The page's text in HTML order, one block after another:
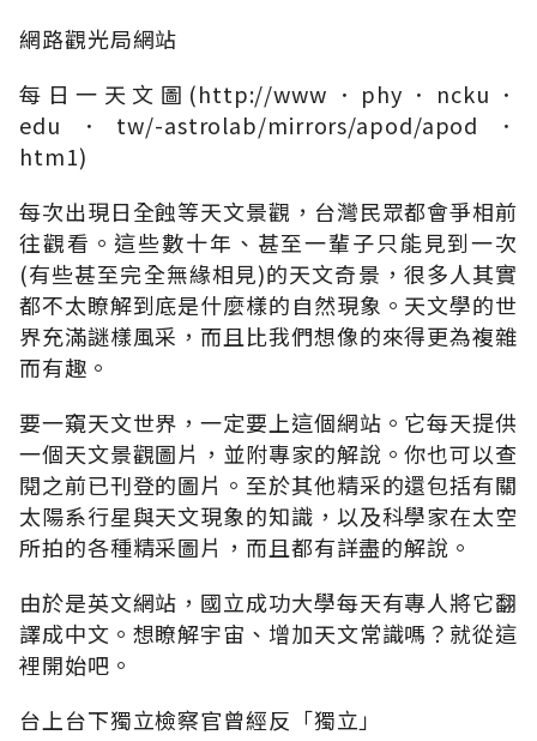
網路觀光局網站
每日一天文圖(http://www．phy．ncku．
edu．tw/-astrolab/mirrors/apod/apod．
htm1)
每次出現日全蝕等天文景觀，台灣民眾都會爭相前
往觀看。這些數十年、甚至一輩子只能見到一次
(有些甚至完全無緣相見)的天文奇景，很多人其實
都不太瞭解到底是什麼樣的自然現象。天文學的世
界充滿謎樣風采，而且比我們想像的來得更為複雜
而有趣。
要一窺天文世界，一定要上這個網站。它每天提供
一個天文景觀圖片，並附專家的解說。你也可以查
閱之前已刊登的圖片。至於其他精采的還包括有關
太陽系行星與天文現象的知識，以及科學家在太空
所拍的各種精采圖片，而且都有詳盡的解說。
由於是英文網站，國立成功大學每天有專人將它翻
譯成中文。想瞭解宇宙、增加天文常識嗎？就從這
裡開始吧。
台上台下獨立檢察官曾經反「獨立」